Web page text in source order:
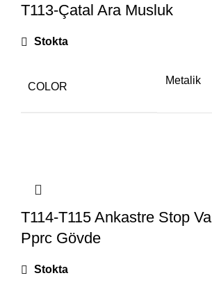
T113-Çatal Ara Musluk
Stokta
COLOR
Metalik
T114-T115 Ankastre Stop
Pprc Gövde
Stokta